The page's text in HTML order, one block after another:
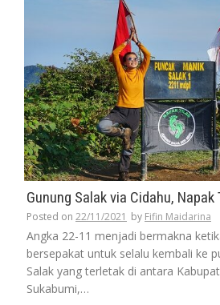
Gunung Salak via Cidahu, Napak
Posted on 22/11/2021 by Fifin Maidarina
Angka 22-11 menjadi bermakna
bersepakat untuk selalu kembali ke
Salak yang terletak di antara
Sukabumi,…